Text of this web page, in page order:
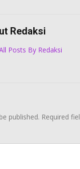
Redaksi
Posts By Redaksi
published. Required